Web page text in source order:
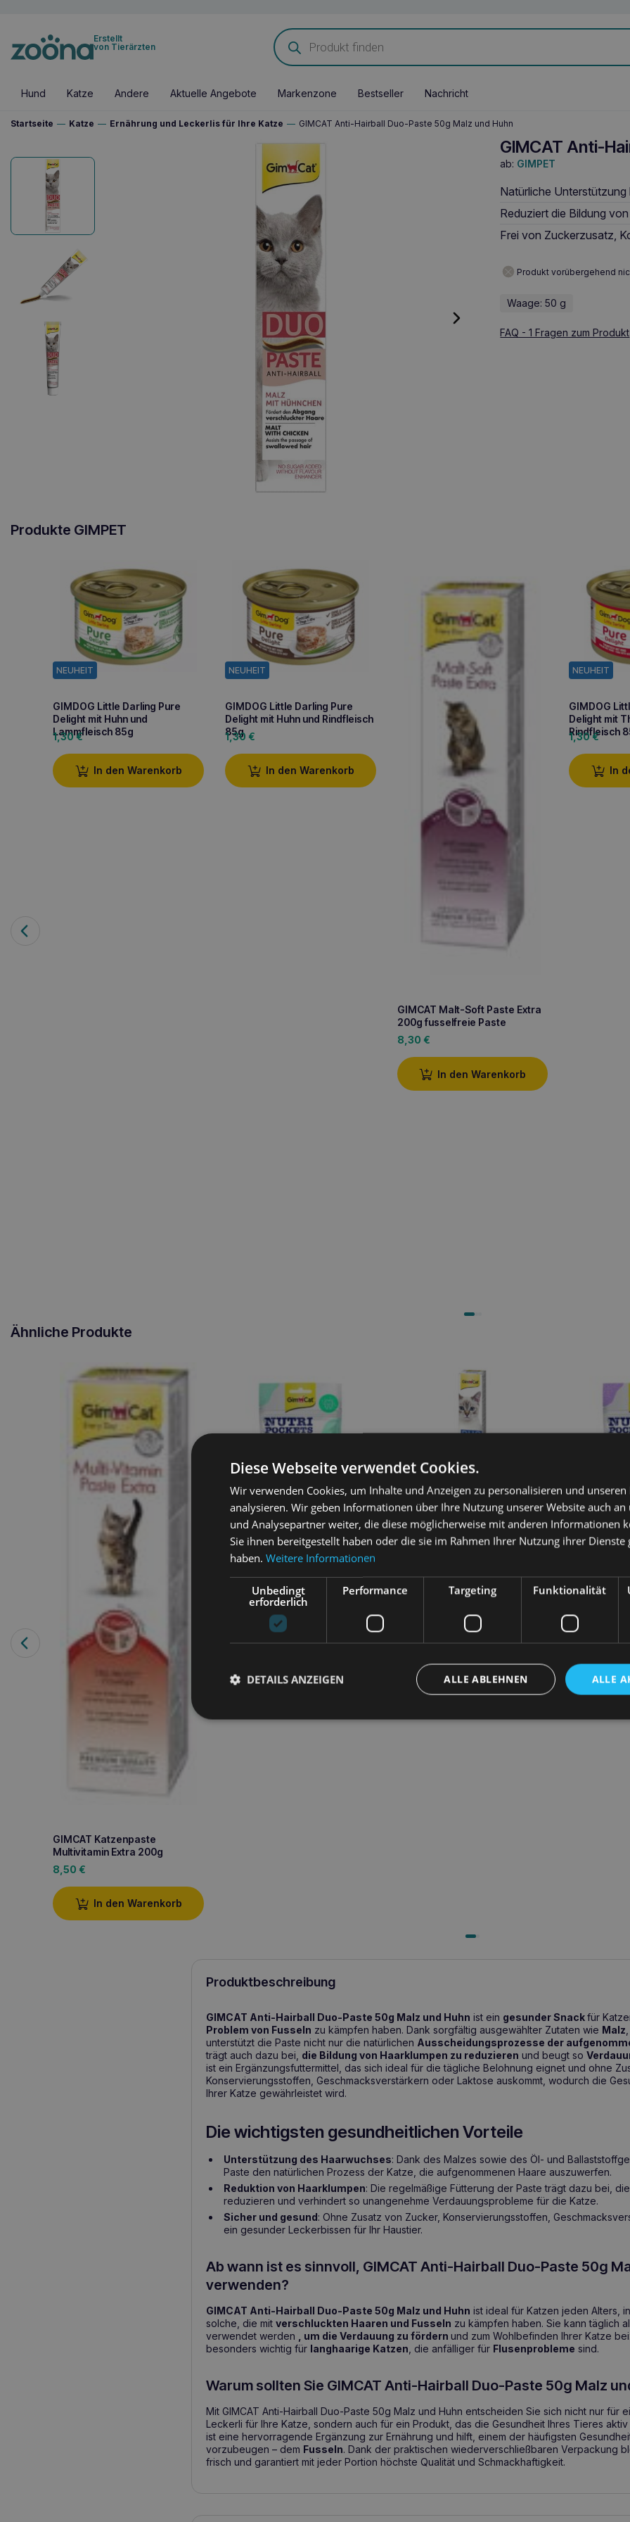
Erstellt
von Tierärzten
Products
search
Hund Katze Andere Aktuelle Angebote Markenzone Bestseller Nachricht
Startseite — Katze — Ernährung und Leckerlis für Ihre Katze — GIMCAT Anti-Hairball Duo-Paste 50g Malz und Huhn
GIMCAT Anti-
ab: GIMPET
Natürliche
Reduziert die Bildung
Frei von Zuckerzusatz,
Produkt vorübergehend
Waage: 50 g
FAQ - 1 Fragen zum Produkt
Produkte GIMPET
NEUHEIT
GIMDOG Little Darling Pure
Delight mit Huhn und
Lammfleisch 85g
1,30€
In den Warenkorb
NEUHEIT
GIMDOG Little Darling Pure
Delight mit Huhn und Rindfleisch
85g
1,30 €
In den Warenkorb
GIMCAT Malt-Soft Paste Extra
200g fusselfreie Paste
8,30 €
In den Warenkorb
NEUHEIT
GIMDOG
Delight mit
Rindfleisch
1,30€
In
Ähnliche Produkte
GIMCAT Katzenpaste
Multivitamin Extra 200g
8,50 €
In den Warenkorb
60g Zahnpflege
€
Weiterlesen
GIMCAT Multi-Vitamin Duo-
Paste 12 Vitamine 50g mit
In den Warenkorb
und
Produktbeschreibung
GIMCAT Anti-Hairball Duo-Paste 50g Malz und Huhn ist ein gesunder Snackfür
Problem von Fusseln zu kämpfen haben. Dank sorgfältig ausgewählter Zutaten wie Malz
unterstützt die Paste nicht nur die natürlichen Ausscheidungsprozesse der
trägt auch dazu bei, die Bildung von Haarklumpen zu reduzieren und beugt so
ist ein Ergänzungsfuttermittel, das sich ideal für die tägliche Belohnung eignet und ohne
Konservierungsstoffen, Geschmacksverstärkern oder Laktose auskommt, wodurch die
Ihrer Katze gewährleistet wird.
Die wichtigsten gesundheitlichen Vorteile
Unterstützung des Haarwuchses: Dank des Malzes sowie des Öl- und
Paste den natürlichen Prozess der Katze, die aufgenommenen Haare auszuwerfen.
Reduktion von Haarklumpen: Die regelmäßige Fütterung der Paste trägt dazu bei,
reduzieren und verhindert so unangenehme Verdauungsprobleme für die Katze.
Sicher und gesund: Ohne Zusatz von Zucker, Konservierungsstoffen,
ein gesunder Leckerbissen für Ihr Haustier.
Ab wann ist es sinnvoll, GIMCAT Anti-Hairball Duo-Paste 50g
verwenden?
GIMCAT Anti-Hairball Duo-Paste 50g Malz und Huhn ist ideal für Katzen jeden Alters,
solche, die mit verschluckten Haaren und Fusseln zu kämpfen haben. Sie kann täglich
verwendet werden
, um die Verdauung zu fördern und zum Wohlbefinden Ihrer Katze
besonders wichtig für langhaarige Katzen , die anfälliger für Flusenprobleme sind.
Warum sollten Sie GIMCAT Anti-Hairball Duo-Paste 50g Malz
Mit GIMCAT Anti-Hairball Duo-Paste 50g Malz und Huhn entscheiden Sie sich nicht nur für
Leckerli für Ihre Katze, sondern auch für ein Produkt, das die Gesundheit Ihres Tieres aktiv
ist eine hervorragende Ergänzung zur Ernährung und hilft, einem der häufigsten
vorzubeugen – dem Fusseln. Dank der praktischen wiederverschließbaren Verpackung
frisch und garantiert mit jeder Portion höchste Qualität und Schmackhaftigkeit.
Diese Webseite verwendet Cookies.
Wir verwenden Cookies, um Inhalte und Anzeigen zu personalisieren und
analysieren. Wir geben Informationen über Ihre Nutzung unserer Website auch an
und Analysepartner weiter, die diese möglicherweise mit anderen Informationen
Sie ihnen bereitgestellt haben oder die sie im Rahmen Ihrer Nutzung ihrer Dienste
haben. Weitere Informationen
Unbedingt
erforderlich
Performance Targeting Funktionalität
ALLE
ALLE ABLEHNEN
DETAILS ANZEIGEN